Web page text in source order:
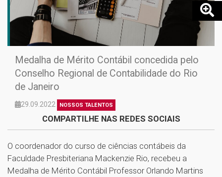
Medalha de Mérito Contábil concedida pelo
Conselho Regional de Contabilidade do Rio
de Janeiro
29.09.2022 NOSSOS TALENTOS
COMPARTILHE NAS REDES SOCIAIS
O coordenador do curso de ciências contábeis da
Faculdade Presbiteriana Mackenzie Rio, recebeu a
Medalha de Mérito Contábil Professor Orlando Martins